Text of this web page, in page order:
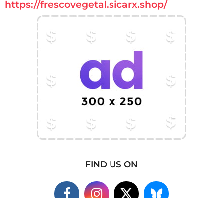
https://frescovegetal.sicarx.shop/
FIND US ON